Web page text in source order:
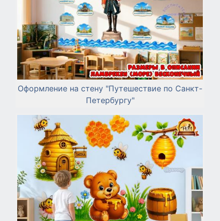
Оформление на стену "Путешествие по Санкт-
Петербургу"